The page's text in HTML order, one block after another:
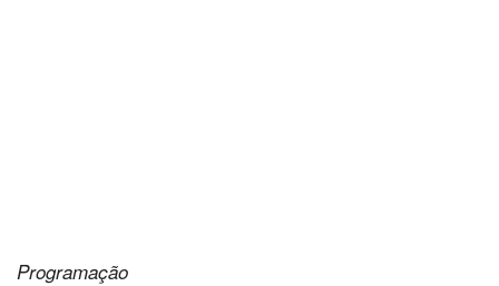
Programação